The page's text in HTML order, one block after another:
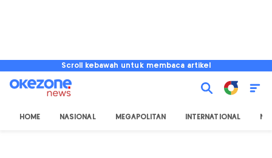
Scroll kebawah untuk membaca artikel
HOME NASIONAL MEGAPOLITAN INTERNATIONAL